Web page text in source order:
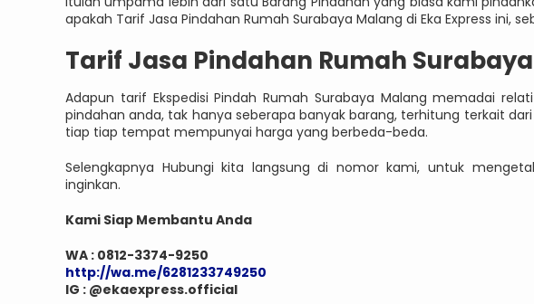
apakah Tarif Jasa Pindahan Rumah Surabaya Malang di Eka Express ini,
Tarif Jasa Pindahan Rumah
Adapun tarif Ekspedisi Pindah Rumah Surabaya Malang memadai
pindahan anda, tak hanya seberapa banyak barang, terhitung terkait
tiap tiap tempat mempunyai harga yang berbeda-beda.
Selengkapnya Hubungi kita langsung di nomor kami, untuk
inginkan.
Kami Siap Membantu Anda
WA : 0812-3374-9250
http://wa.me/6281233749250
IG : @ekaexpress.official